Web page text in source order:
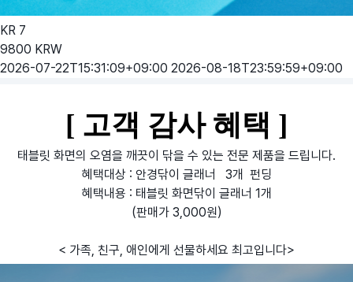
KR 7
9800 KRW
2026-07-22T15:31:09+09:00 2026-08-18T23:59:59+09:00
[ 고객 감사 혜택 ]
태블릿 화면의 오염을 깨끗이 닦을 수 있는 전문 제품을 드립니다.
혜택대상 : 안경닦이 글래너 3개 펀딩
혜택내용 : 태블릿 화면닦이 글래너 1개
(판매가 3,000원)
< 가족, 친구, 애인에게 선물하세요 최고입니다>